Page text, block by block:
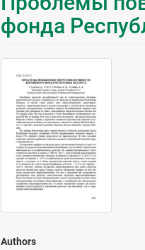
фонда
Authors